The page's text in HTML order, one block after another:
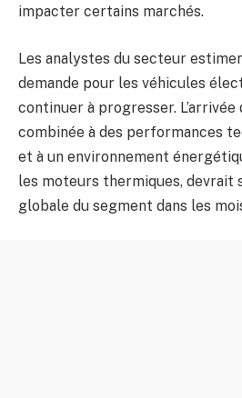
impacter certains marchés.
Les analystes du secteur
demande pour les véhicules
continuer à progresser. L’arrivée
combinée à des performances
et à un environnement
les moteurs thermiques, devrait
globale du segment dans les